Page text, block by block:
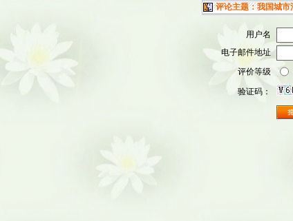
评论主题：我国城市
用户名
电子邮件地址
评价等级
验证码：